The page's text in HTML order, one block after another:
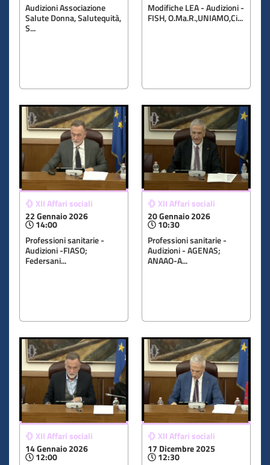
Audizioni Associazione
Salute Donna, Salutequità,
S...
Modifiche LEA - Audizioni -
FISH, O.Ma.R.,UNIAMO,Ci...
XII Affari sociali
22 Gennaio 2026
14:00
Professioni sanitarie -
Audizioni -FIASO;
Federsani...
XII Affari sociali
20 Gennaio 2026
10:30
Professioni sanitarie -
Audizioni - AGENAS;
ANAAO-A...
XII Affari sociali
14 Gennaio 2026
12:00
XII Affari sociali
17 Dicembre 2025
12:30